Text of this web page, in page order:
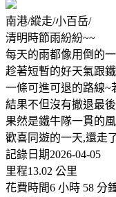
南港/縱走/小百岳/
清明時節雨紛紛~~
每天的雨都像用倒的
趁著短暫的好天氣跟
一條可進可退的路線~
結果不但沒有撤退最
果然是鐵牛隊一貫的
歡喜同遊的一天,還走
記錄日期2026-04-05
里程13.02 公里
花費時間6 小時 58 分